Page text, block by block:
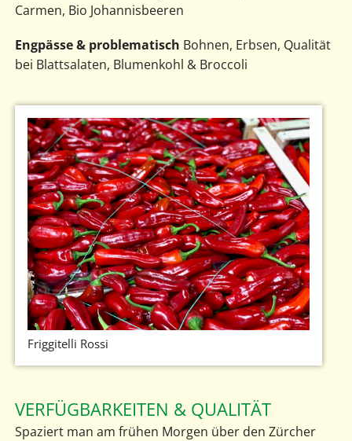
Carmen, Bio Johannisbeeren
Engpässe & problematisch Bohnen, Erbsen, Qualität
bei Blattsalaten, Blumenkohl & Broccoli
Friggitelli Rossi
VERFÜGBARKEITEN & QUALITÄT
Spaziert man am frühen Morgen über den Zürcher